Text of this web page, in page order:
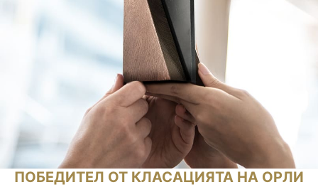
ПОБЕДИТЕЛ ОТ КЛАСАЦИЯТА НА ОРЛИ